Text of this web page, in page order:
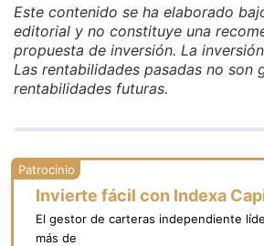
Este contenido se ha elaborado
editorial y no constituye una
propuesta de inversión. La
Las rentabilidades pasadas no son
rentabilidades futuras.
Invierte fácil con Indexa
El gestor de carteras independiente
más de